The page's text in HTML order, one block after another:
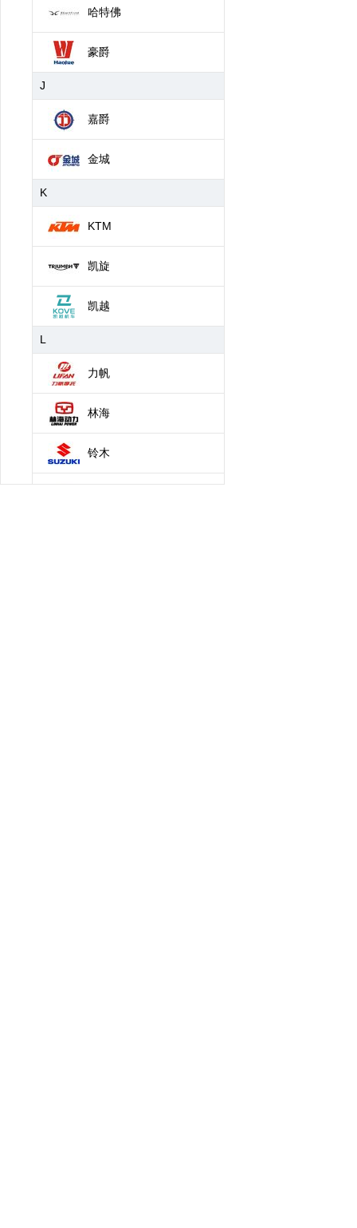
哈特佛
豪爵
J
嘉爵
金城
K
KTM
凯旋
凯越
L
力帆
林海
铃木